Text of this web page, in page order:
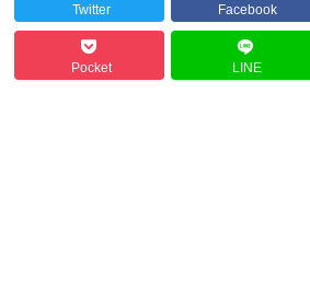
Twitter Facebook
Pocket LINE